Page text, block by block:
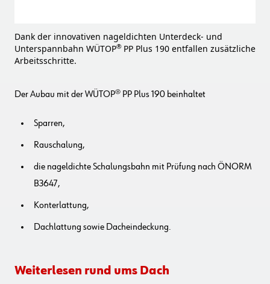
Dank der innovativen nageldichten Unterdeck- und
Unterspannbahn WÜTOP® PP Plus 190 entfallen zusätzliche
Arbeitsschritte.
Der Aubau mit der WÜTOP® PP Plus 190 beinhaltet
Sparren,
Rauschalung,
die nageldichte Schalungsbahn mit Prüfung nach ÖNORM
B3647,
Konterlattung,
Dachlattung sowie Dacheindeckung.
Weiterlesen rund ums Dach